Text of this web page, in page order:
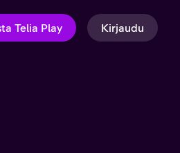
Telia Play Kirjaudu